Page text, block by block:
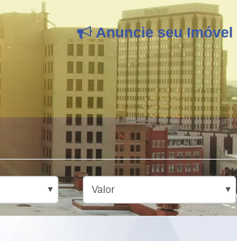
Anuncie seu Imóvel
Valor